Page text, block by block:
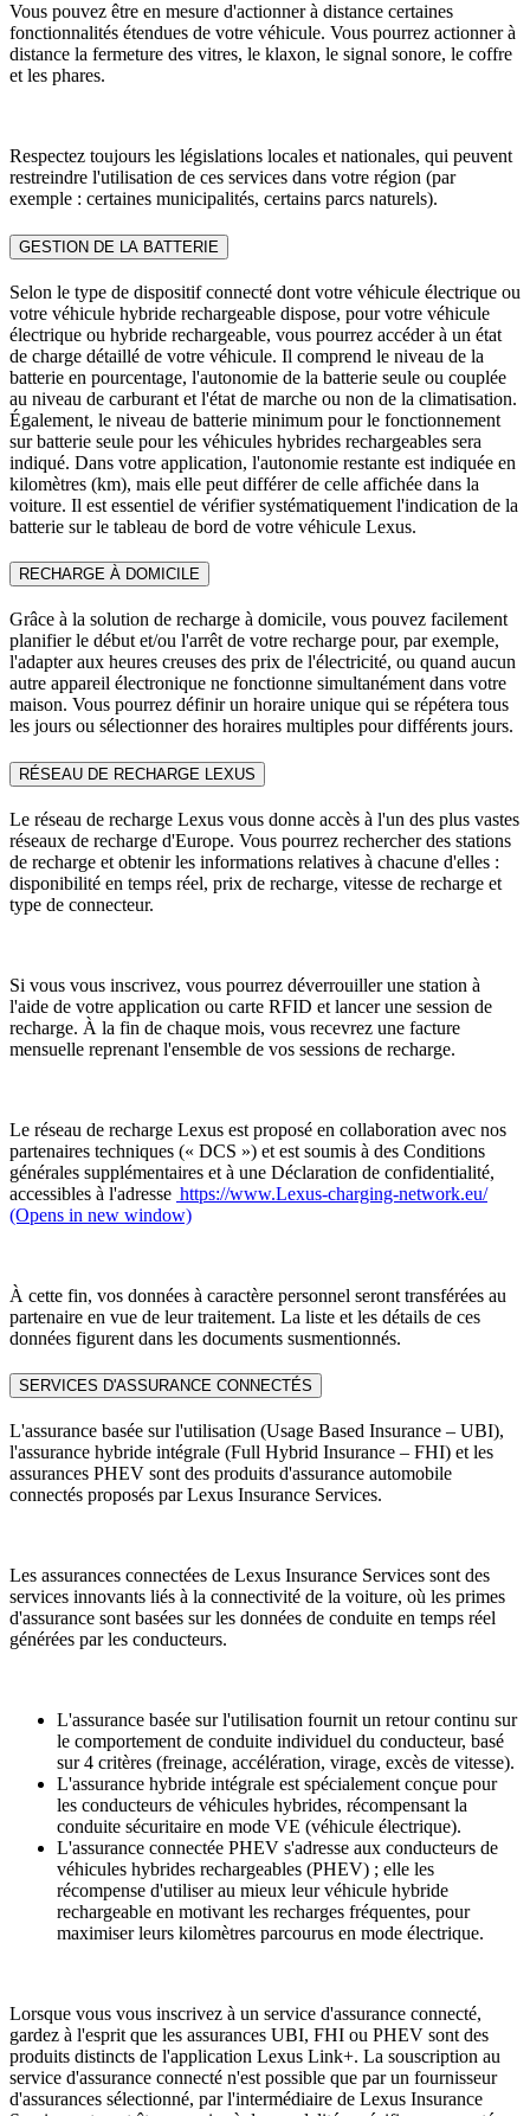
Vous pouvez être en mesure d'actionner à distance certaines
fonctionnalités étendues de votre véhicule. Vous pourrez actionner à
distance la fermeture des vitres, le klaxon, le signal sonore, le coffre
et les phares.
Respectez toujours les législations locales et nationales, qui peuvent
restreindre l'utilisation de ces services dans votre région (par
exemple : certaines municipalités, certains parcs naturels).
GESTION DE LA BATTERIE
Selon le type de dispositif connecté dont votre véhicule électrique ou
votre véhicule hybride rechargeable dispose, pour votre véhicule
électrique ou hybride rechargeable, vous pourrez accéder à un état
de charge détaillé de votre véhicule. Il comprend le niveau de la
batterie en pourcentage, l'autonomie de la batterie seule ou couplée
au niveau de carburant et l'état de marche ou non de la climatisation.
Également, le niveau de batterie minimum pour le fonctionnement
sur batterie seule pour les véhicules hybrides rechargeables sera
indiqué. Dans votre application, l'autonomie restante est indiquée en
kilomètres (km), mais elle peut différer de celle affichée dans la
voiture. Il est essentiel de vérifier systématiquement l'indication de la
batterie sur le tableau de bord de votre véhicule Lexus.
RECHARGE À DOMICILE
Grâce à la solution de recharge à domicile, vous pouvez facilement
planifier le début et/ou l'arrêt de votre recharge pour, par exemple,
l'adapter aux heures creuses des prix de l'électricité, ou quand aucun
autre appareil électronique ne fonctionne simultanément dans votre
maison. Vous pourrez définir un horaire unique qui se répétera tous
les jours ou sélectionner des horaires multiples pour différents jours.
RÉSEAU DE RECHARGE LEXUS
Le réseau de recharge Lexus vous donne accès à l'un des plus vastes
réseaux de recharge d'Europe. Vous pourrez rechercher des stations
de recharge et obtenir les informations relatives à chacune d'elles :
disponibilité en temps réel, prix de recharge, vitesse de recharge et
type de connecteur.
Si vous vous inscrivez, vous pourrez déverrouiller une station à
l'aide de votre application ou carte RFID et lancer une session de
recharge. À la fin de chaque mois, vous recevrez une facture
mensuelle reprenant l'ensemble de vos sessions de recharge.
Le réseau de recharge Lexus est proposé en collaboration avec nos
partenaires techniques (« DCS ») et est soumis à des Conditions
générales supplémentaires et à une Déclaration de confidentialité,
accessibles à l'adresse https://www.Lexus-charging-network.eu/
(Opens in new window)
À cette fin, vos données à caractère personnel seront transférées au
partenaire en vue de leur traitement. La liste et les détails de ces
données figurent dans les documents susmentionnés.
SERVICES D'ASSURANCE CONNECTÉS
L'assurance basée sur l'utilisation (Usage Based Insurance – UBI),
l'assurance hybride intégrale (Full Hybrid Insurance – FHI) et les
assurances PHEV sont des produits d'assurance automobile
connectés proposés par Lexus Insurance Services.
Les assurances connectées de Lexus Insurance Services sont des
services innovants liés à la connectivité de la voiture, où les primes
d'assurance sont basées sur les données de conduite en temps réel
générées par les conducteurs.
L'assurance basée sur l'utilisation fournit un retour continu sur
le comportement de conduite individuel du conducteur, basé
sur 4 critères (freinage, accélération, virage, excès de vitesse).
L'assurance hybride intégrale est spécialement conçue pour
les conducteurs de véhicules hybrides, récompensant la
conduite sécuritaire en mode VE (véhicule électrique).
L'assurance connectée PHEV s'adresse aux conducteurs de
véhicules hybrides rechargeables (PHEV) ; elle les
récompense d'utiliser au mieux leur véhicule hybride
rechargeable en motivant les recharges fréquentes, pour
maximiser leurs kilomètres parcourus en mode électrique.
Lorsque vous vous inscrivez à un service d'assurance connecté,
gardez à l'esprit que les assurances UBI, FHI ou PHEV sont des
produits distincts de l'application Lexus Link+. La souscription au
service d'assurance connecté n'est possible que par un fournisseur
d'assurances sélectionné, par l'intermédiaire de Lexus Insurance